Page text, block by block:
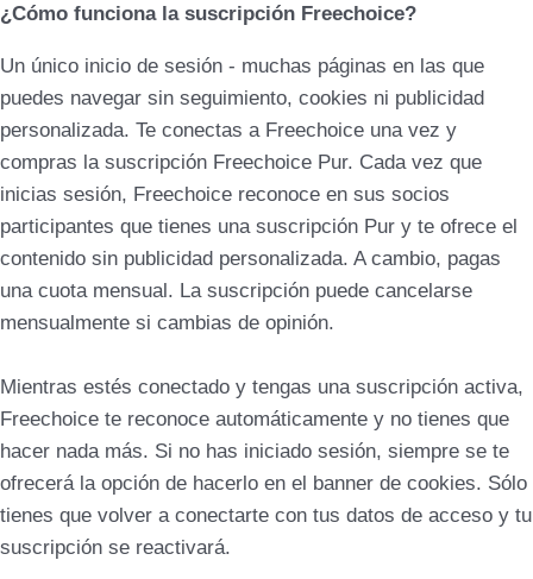
¿Cómo funciona la suscripción Freechoice?
Un único inicio de sesión - muchas páginas en las que
puedes navegar sin seguimiento, cookies ni publicidad
personalizada. Te conectas a Freechoice una vez y
compras la suscripción Freechoice Pur. Cada vez que
inicias sesión, Freechoice reconoce en sus socios
participantes que tienes una suscripción Pur y te ofrece el
contenido sin publicidad personalizada. A cambio, pagas
una cuota mensual. La suscripción puede cancelarse
mensualmente si cambias de opinión.
Mientras estés conectado y tengas una suscripción activa,
Freechoice te reconoce automáticamente y no tienes que
hacer nada más. Si no has iniciado sesión, siempre se te
ofrecerá la opción de hacerlo en el banner de cookies. Sólo
tienes que volver a conectarte con tus datos de acceso y tu
suscripción se reactivará.